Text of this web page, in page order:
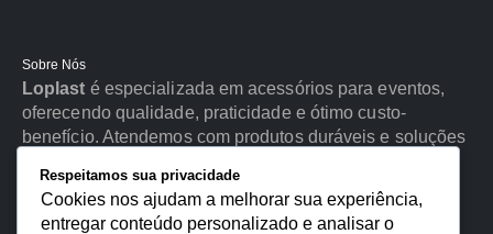
Sobre Nós
Loplast é especializada em acessórios para eventos,
oferecendo qualidade, praticidade e ótimo custo-
benefício. Atendemos com produtos duráveis e soluções
profissional.
Respeitamos sua privacidade
Cookies nos ajudam a melhorar sua experiência,
entregar conteúdo personalizado e analisar o